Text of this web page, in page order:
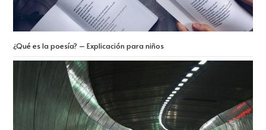
¿Qué es la poesía? – Explicación para niños